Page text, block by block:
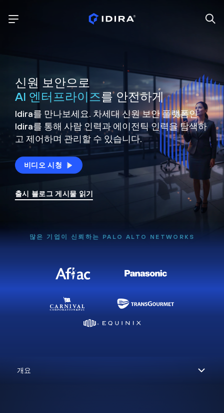
신원 보안으로
AI 엔터프라이즈를 안전하게
Idira를 만나보세요. 차세대 신원보안 플랫폼인
Idira를 통해 사람 인력과 에이전틱 인력을탐색하
고 제어하며 관리할 수 있습니다.
비디오 시청
출시 블로그 게시물 읽기
많은 기업이 신뢰하는 PALO ALTO NETWORKS